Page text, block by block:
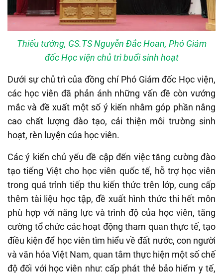
Thiếu tướng, GS.TS Nguyễn Đắc Hoan, Phó Giám
đốc Học viện chủ trì buổi sinh hoạt
Dưới sự chủ trì của đồng chí Phó Giám đốc Học viện,
các học viên đã phản ánh những vấn đề còn vướng
mắc và đề xuất một số ý kiến nhằm góp phần nâng
cao chất lượng đào tạo, cải thiện môi trường sinh
hoạt, rèn luyện của học viên.
Các ý kiến chủ yếu đề cập đến việc tăng cường đào
tạo tiếng Việt cho học viên quốc tế, hỗ trợ học viên
trong quá trình tiếp thu kiến thức trên lớp, cung cấp
thêm tài liệu học tập, đề xuất hình thức thi hết môn
phù hợp với năng lực và trình độ của học viên, tăng
cường tổ chức các hoạt động tham quan thực tế, tạo
điều kiện để học viên tìm hiểu về đất nước, con người
và văn hóa Việt Nam, quan tâm thực hiện một số chế
độ đối với học viên như: cấp phát thẻ bảo hiểm y tế,